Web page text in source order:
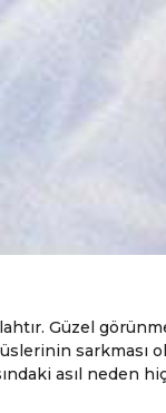
Güzel
sarkması
asıl neden